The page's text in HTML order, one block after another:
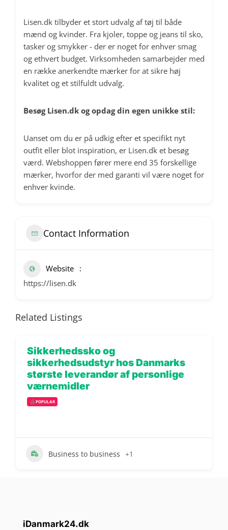
Lisen.dk tilbyder et stort udvalg af tøj til både
mænd og kvinder. Fra kjoler, toppe og jeans til sko,
tasker og smykker - der er noget for enhver smag
og ethvert budget. Virksomheden samarbejder med
en række anerkendte mærker for at sikre høj
kvalitet og et stilfuldt udvalg.
Besøg Lisen.dk og opdag din egen unikke stil:
Uanset om du er på udkig efter et specifikt nyt
outfit eller blot inspiration, er Lisen.dk et besøg
værd. Webshoppen fører mere end 35 forskellige
mærker, hvorfor der med garanti vil være noget for
enhver kvinde.
Contact Information
Website
https://lisen.dk
Related Listings
Sikkerhedssko og
sikkerhedsudstyr hos Danmarks
største leverandør af personlige
værnemidler
POPULAR
Business to business +1
iDanmark24.dk